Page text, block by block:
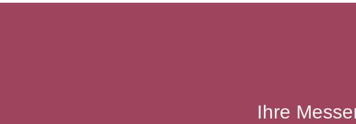
Ihre